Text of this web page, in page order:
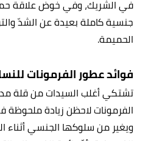
في الشريك، وفي خوض علاقة
جنسية كاملة بعيدة عن الشدّ
الحميمة.
فوائد عطور الفرمونات
تشتكي أغلب السيدات من قلة
الفرمونات لاحظن زيادة
ويغير من سلوكها الجنسي أثناء